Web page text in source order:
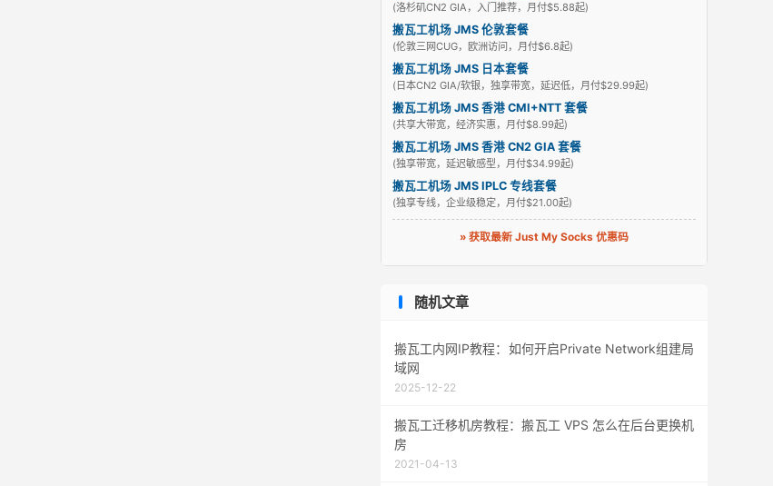
(洛杉矶CN2 GIA，入门推荐，月付$5.88起)
搬瓦工机场 JMS 伦敦套餐
(伦敦三网CUG，欧洲访问，月付$6.8起)
搬瓦工机场 JMS 日本套餐
(日本CN2 GIA/软银，独享带宽，延迟低，月付$29.99起)
搬瓦工机场 JMS 香港 CMI+NTT 套餐
(共享大带宽，经济实惠，月付$8.99起)
搬瓦工机场 JMS 香港 CN2 GIA 套餐
(独享带宽，延迟敏感型，月付$34.99起)
搬瓦工机场 JMS IPLC 专线套餐
(独享专线，企业级稳定，月付$21.00起)
» 获取最新 Just My Socks 优惠码
随机文章
搬瓦工内网IP教程：如何开启Private Network组建局
域网
2025-12-22
搬瓦工迁移机房教程：搬瓦工 VPS 怎么在后台更换机
房
2021-04-13